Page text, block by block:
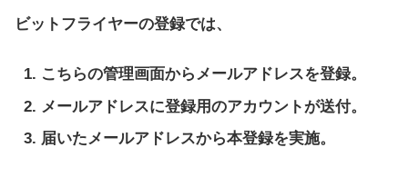
ビットフライヤーの登録では、
こちらの管理画面からメールアドレスを登録。
メールアドレスに登録用のアカウントが送付。
届いたメールアドレスから本登録を実施。